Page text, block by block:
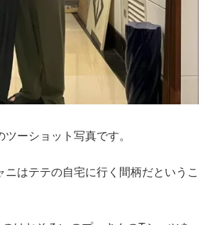
ーショット写真です。
ニはテテの自宅に行く間柄だというこ